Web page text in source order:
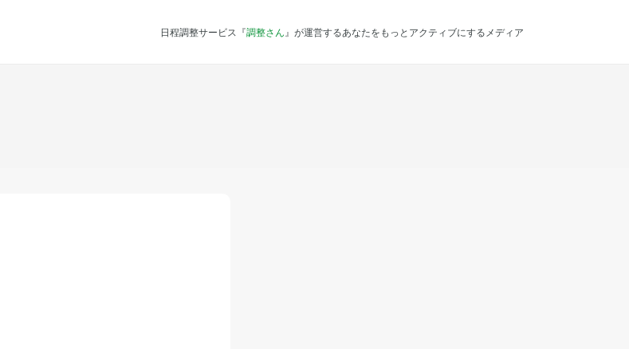
日程調整サービス『調整さん 』が運営するあなたをもっとアクティブにするメディア